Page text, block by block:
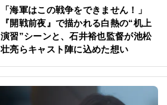
「海軍はこの戦争をできません！」
『開戦前夜』で描かれる白熱の“机上
演習”シーンと、石井裕也監督が池松
壮亮らキャスト陣に込めた想い